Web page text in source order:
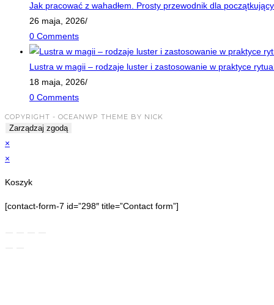
Jak pracować z wahadłem. Prosty przewodnik dla
26 maja, 2026/
0 Comments
Lustra w magii – rodzaje luster i zastosowanie w praktyce
18 maja, 2026/
0 Comments
COPYRIGHT - OCEANWP THEME BY NICK
Zarządzaj zgodą
×
×
Koszyk
[contact-form-7 id=”298″ title=”Contact form”]